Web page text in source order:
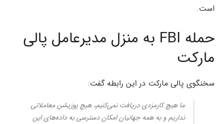
است.
حمله FBI به منزل مدیرعامل پالی
مارکت
سخنگوی پالی مارکت در این رابطه گفت:
ما هیچ کارمزدی دریافت نمی‌کنیم، هیچ پوزیشن معاملاتی
نداریم و به همه جهانیان امکان دسترسی به داده‌های این